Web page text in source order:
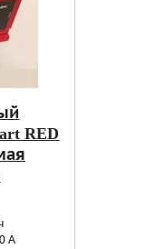
RED
А